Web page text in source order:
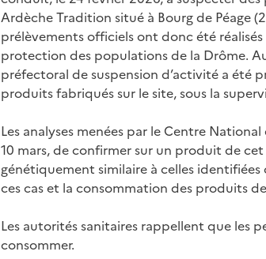
Ardèche Tradition situé à Bourg de Péage
prélèvements officiels ont donc été
protection des populations de la Drôme.
préfectoral de suspension d’activité a été
produits fabriqués sur le site, sous la
Les analyses menées par le Centre
10 mars, de confirmer sur un produit de
génétiquement similaire à celles
ces cas et la consommation des produits
Les autorités sanitaires rappellent que les
consommer.